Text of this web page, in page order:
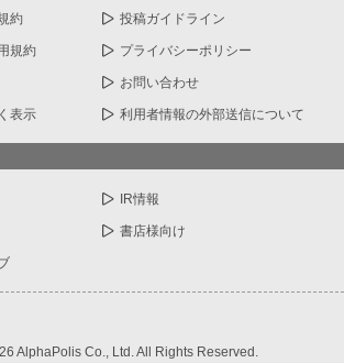
約 投稿ガイドライン
規約 プライバシーポリシー
お問い合わせ
表示 利用者情報の外部送信について
IR情報
書店様向け
AlphaPolis Co., Ltd. All Rights Reserved.